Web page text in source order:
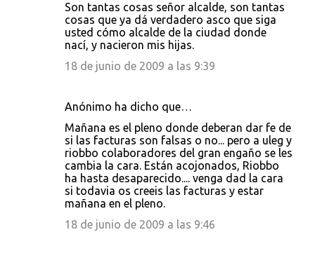
Son tantas cosas señor alcalde, son tantas
cosas que ya dá verdadero asco que siga
usted cómo alcalde de la ciudad donde
nací, y nacieron mis hijas.
18 de junio de 2009 a las 9:39
Anónimo ha dicho que…
Mañana es el pleno donde deberan dar fe de
si las facturas son falsas o no... pero a uleg y
riobbo colaboradores del gran engaño se les
cambia la cara. Están acojonados, Riobbo
ha hasta desaparecido.... venga dad la cara
si todavia os creeis las facturas y estar
mañana en el pleno.
18 de junio de 2009 a las 9:46